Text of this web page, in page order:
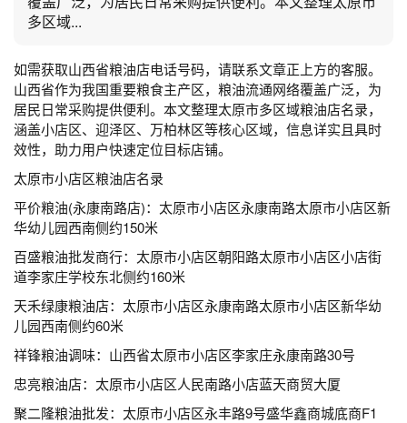
多区域...
如需获取山西省粮油店电话号码，请联系文章正上方的客服。
山西省作为我国重要粮食主产区，粮油流通网络覆盖广泛，为
居民日常采购提供便利。本文整理太原市多区域粮油店名录，
涵盖小店区、迎泽区、万柏林区等核心区域，信息详实且具时
效性，助力用户快速定位目标店铺。
太原市小店区粮油店名录
平价粮油(永康南路店)：太原市小店区永康南路太原市小店区新
华幼儿园西南侧约150米
百盛粮油批发商行：太原市小店区朝阳路太原市小店区小店街
道李家庄学校东北侧约160米
天禾绿康粮油店：太原市小店区永康南路太原市小店区新华幼
儿园西南侧约60米
祥锋粮油调味：山西省太原市小店区李家庄永康南路30号
忠亮粮油店：太原市小店区人民南路小店蓝天商贸大厦
聚二隆粮油批发：太原市小店区永丰路9号盛华鑫商城底商F1